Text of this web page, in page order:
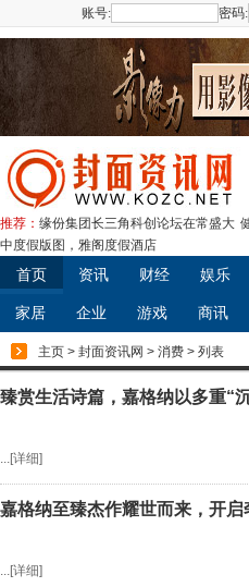
账号: 密码:
推荐： 缘份集团长三角科创论坛在常盛大
中度假版图，雅阁度假酒店
首页 资讯 财经 娱乐
家居 企业 游戏 商讯
主页 > 封面资讯网 > 消费 > 列表
臻赏生活诗篇，嘉格纳以多重“
...[详细]
嘉格纳至臻杰作耀世而来，开
...[详细]